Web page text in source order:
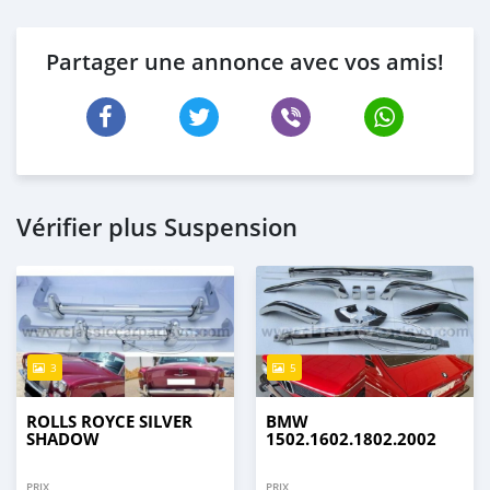
Partager une annonce avec vos amis!
Vérifier plus Suspension
3
ROLLS ROYCE SILVER
SHADOW
5
BMW
1502.1602.1802.2002